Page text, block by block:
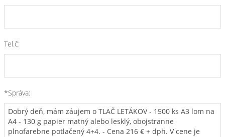
Tel.č:
*Správa: